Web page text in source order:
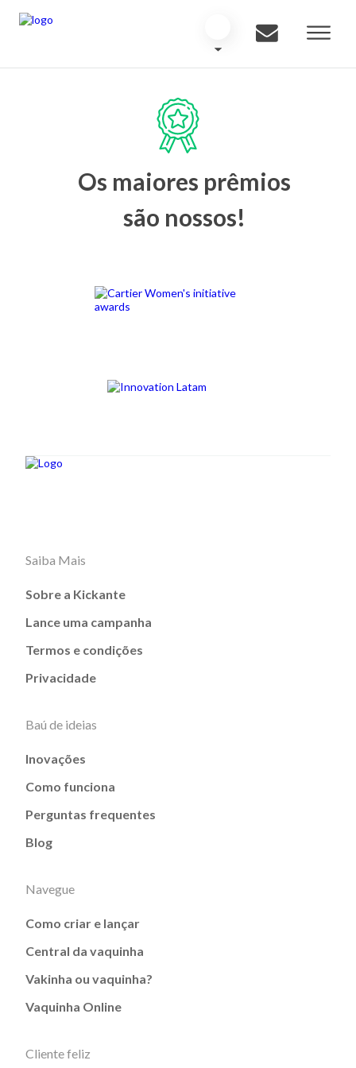
Os maiores prêmios
são nossos!
Saiba Mais
Sobre a Kickante
Lance uma campanha
Termos e condições
Privacidade
Baú de ideias
Inovações
Como funciona
Perguntas frequentes
Blog
Navegue
Como criar e lançar
Central da vaquinha
Vakinha ou vaquinha?
Vaquinha Online
Cliente feliz